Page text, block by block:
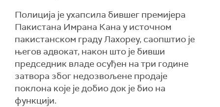
Полиција је ухапсила бившег премијера
Пакистана Имрана Кана у источном
пакистанском граду Лахореу, саопштио је
његов адвокат, након што је бивши
председник владе осуђен на три године
затвора због недозвољене продаје
поклона које је добио док је био на
функцији.